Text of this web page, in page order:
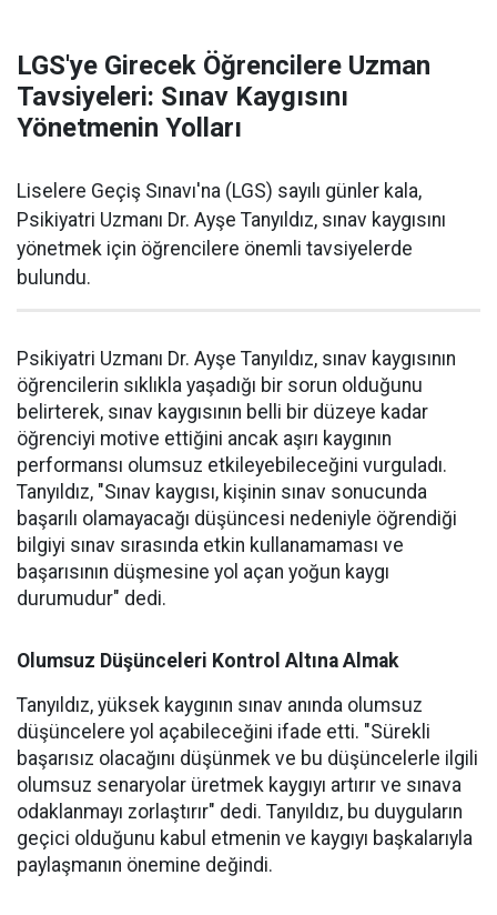
LGS'ye Girecek Öğrencilere Uzman
Tavsiyeleri: Sınav Kaygısını
Yönetmenin Yolları
Liselere Geçiş Sınavı'na (LGS) sayılı günler kala,
Psikiyatri Uzmanı Dr. Ayşe Tanyıldız, sınav kaygısını
yönetmek için öğrencilere önemli tavsiyelerde
bulundu.
Psikiyatri Uzmanı Dr. Ayşe Tanyıldız, sınav kaygısının
öğrencilerin sıklıkla yaşadığı bir sorun olduğunu
belirterek, sınav kaygısının belli bir düzeye kadar
öğrenciyi motive ettiğini ancak aşırı kaygının
performansı olumsuz etkileyebileceğini vurguladı.
Tanyıldız, "Sınav kaygısı, kişinin sınav sonucunda
başarılı olamayacağı düşüncesi nedeniyle öğrendiği
bilgiyi sınav sırasında etkin kullanamaması ve
başarısının düşmesine yol açan yoğun kaygı
durumudur" dedi.
Olumsuz Düşünceleri Kontrol Altına Almak
Tanyıldız, yüksek kaygının sınav anında olumsuz
düşüncelere yol açabileceğini ifade etti. "Sürekli
başarısız olacağını düşünmek ve bu düşüncelerle ilgili
olumsuz senaryolar üretmek kaygıyı artırır ve sınava
odaklanmayı zorlaştırır" dedi. Tanyıldız, bu duyguların
geçici olduğunu kabul etmenin ve kaygıyı başkalarıyla
paylaşmanın önemine değindi.